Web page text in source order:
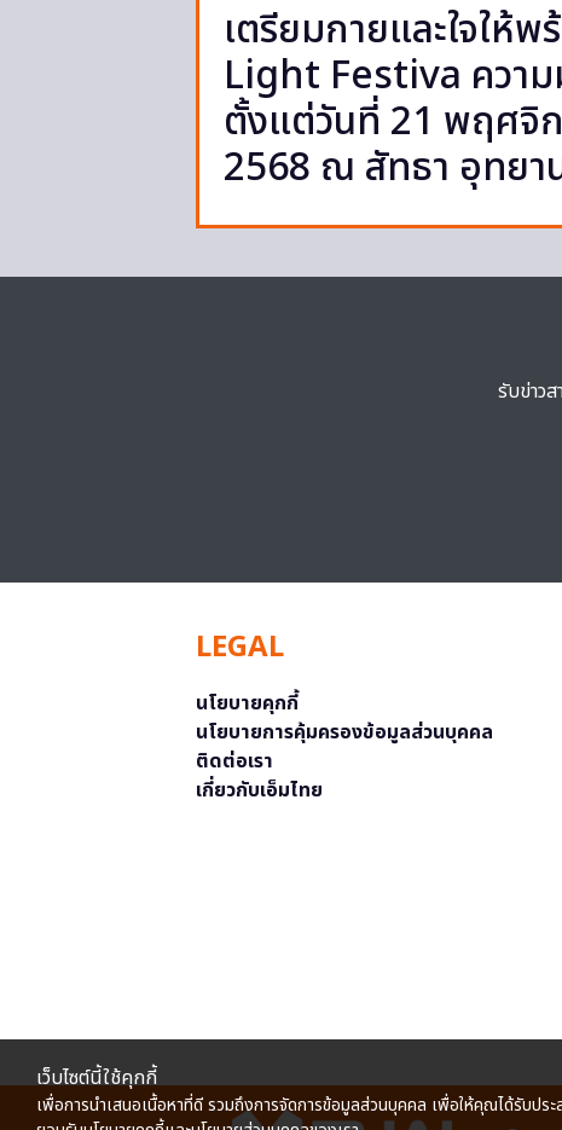
เตรียมกายและใจให้
Light Festiva ควา
ตั้งแต่วันที่ 21 พฤศจิ
2568 ณ สัทธา อุทยา
รับข่าว
LEGAL
นโยบายคุกกี้
นโยบายการคุ้มครองข้อมูลส่วนบุคคล
ติดต่อเรา
เกี่ยวกับเอ็มไทย
เว็บไซต์นี้ใช้คุกกี้
เพื่อการนำเสนอเนื้อหาที่ดี รวมถึงการจัดการข้อมูลส่วนบุคคล เพื่อให้คุณได้รับป